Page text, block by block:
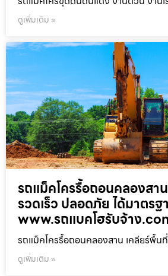
ดูเพิ่มเติม »
รถแม็คโครรื้อถอนคลองสา
รวดเร็ว ปลอดภัย ได้มาตรฐ
www.รถแบคโฮรับจ้าง
รถแม็คโครรื้อถอนคลองสาน เคลียร์พื้น
ดูเพิ่มเติม »